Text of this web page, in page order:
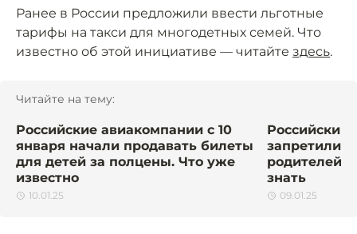
Ранее в России предложили ввести льготные
тарифы на такси для многодетных семей. Что
известно об этой инициативе — читайте здесь.
Читайте на тему:
Российские авиакомпании с 10
января начали продавать билеты
для детей за полцены. Что уже
известно
10.01.25
Российским
запретили
родителей
знать
09.01.25